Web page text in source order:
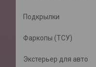
Подкрылки
Фаркопы (ТСУ)
Экстерьер для авто